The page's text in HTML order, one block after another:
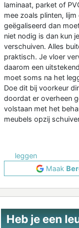
laminaat, parket of
mee zoals plinten,
geëgaliseerd dan
niet nodig is dan kun
verschuiven. Alles
praktisch. Je vloer
daarom een
moet soms na het
Doe dit bij voorkeur
doordat er overheen
volstaan met het
meubels opzij
leggen
Maak
Heb je een